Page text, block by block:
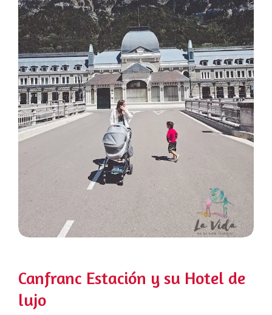
Canfranc Estación y su Hotel de
lujo